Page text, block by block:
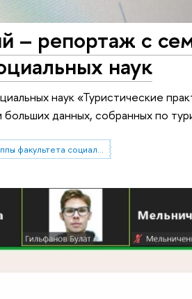
– репортаж с
наук
наук «Туристические
данных, собранных по
Проектные группы факультета социальных наук